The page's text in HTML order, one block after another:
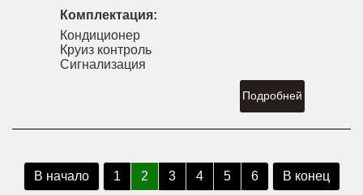
Комплектация:
Кондиционер
Круиз контроль
Сигнализация
Подробней
В начало 1 2 3 4 5 6 В конец